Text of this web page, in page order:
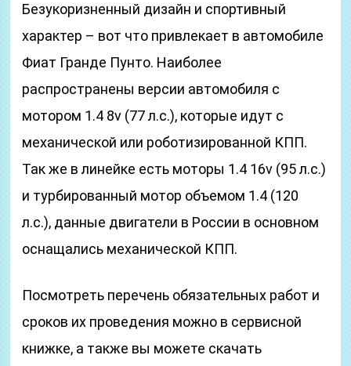
Безукоризненный дизайн и спортивный
характер – вот что привлекает в автомобиле
Фиат Гранде Пунто. Наиболее
распространены версии автомобиля с
мотором 1.4 8v (77 л.с.), которые идут с
механической или роботизированной КПП.
Так же в линейке есть моторы 1.4 16v (95 л.с.)
и турбированный мотор объемом 1.4 (120
л.с.), данные двигатели в России в основном
оснащались механической КПП.
Посмотреть перечень обязательных работ и
сроков их проведения можно в сервисной
книжке, а также вы можете скачать